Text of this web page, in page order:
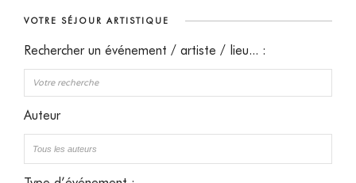
VOTRE SÉJOUR ARTISTIQUE
Rechercher un événement / artiste / lieu... :
Auteur